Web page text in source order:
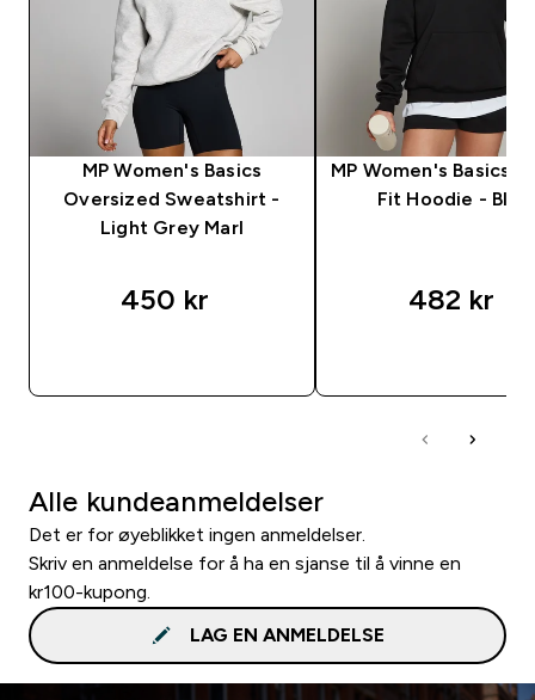
MP Women's Basics
Oversized Sweatshirt -
Light Grey Marl
450 kr‎
MP Women's Basics
Fit Hoodie -
482 kr‎
Alle kundeanmeldelser
Det er for øyeblikket ingen anmeldelser.
Skriv en anmeldelse for å ha en sjanse til å vinne en
kr100-kupong.
LAG EN ANMELDELSE